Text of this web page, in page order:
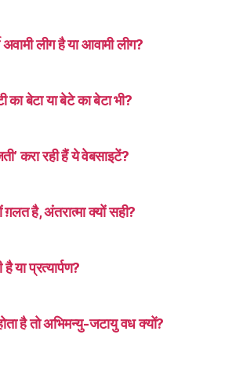
अवामी लीग है या आवामी लीग?
का बेटा या बेटे का बेटा भी?
करा रही हैं ये वेबसाइटें?
है, अंतरात्मा क्यों सही?
या प्रत्यार्पण?
है तो अभिमन्यु-जटायु वध क्यों?